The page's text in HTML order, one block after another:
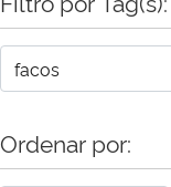
Ordenar por: